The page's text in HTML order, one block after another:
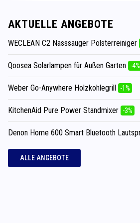
AKTUELLE ANGEBOTE
WECLEAN C2 Nasssauger Polsterreiniger
Qoosea Solarlampen für Außen Garten -4%
Weber Go-Anywhere Holzkohlegrill -1%
KitchenAid Pure Power Standmixer -3%
Denon Home 600 Smart Bluetooth
ALLE ANGEBOTE